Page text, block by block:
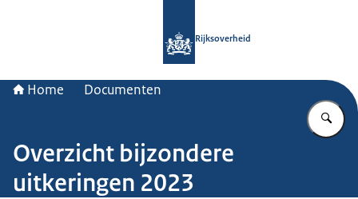
Rijksoverheid
Home Documenten
Overzicht bijzondere
uitkeringen 2023